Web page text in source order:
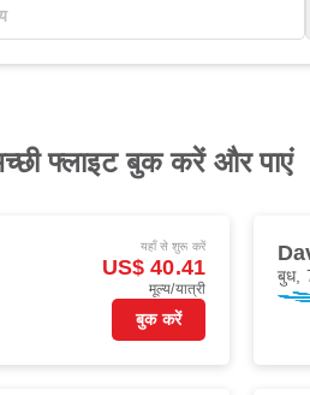
फ्लाइट बुक करें और पाएं
यहाँ से शुरू करें
US$ 40.41
मूल्य/यात्री
बुक करें
बुध,